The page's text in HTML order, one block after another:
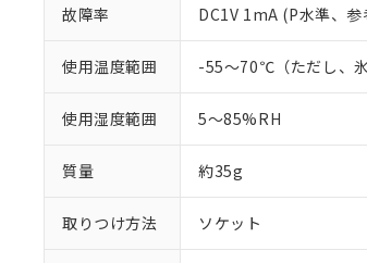
故障率 DC1V 1mA (P水準、
使用温度範囲 -55～70℃（ただし、氷
使用湿度範囲 5～85%RH
質量 約35g
取りつけ方法 ソケット